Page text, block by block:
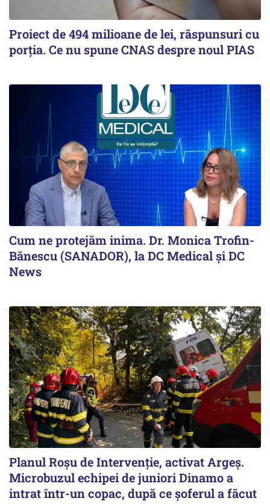
Proiect de 494 milioane de lei, răspunsuri cu
porția. Ce nu spune CNAS despre noul PIAS
Cum ne protejăm inima. Dr. Monica Trofin-
Bănescu (SANADOR), la DC Medical și DC
News
Planul Roşu de Intervenţie, activat Argeş.
Microbuzul echipei de juniori Dinamo a
intrat într-un copac, după ce șoferul a făcut